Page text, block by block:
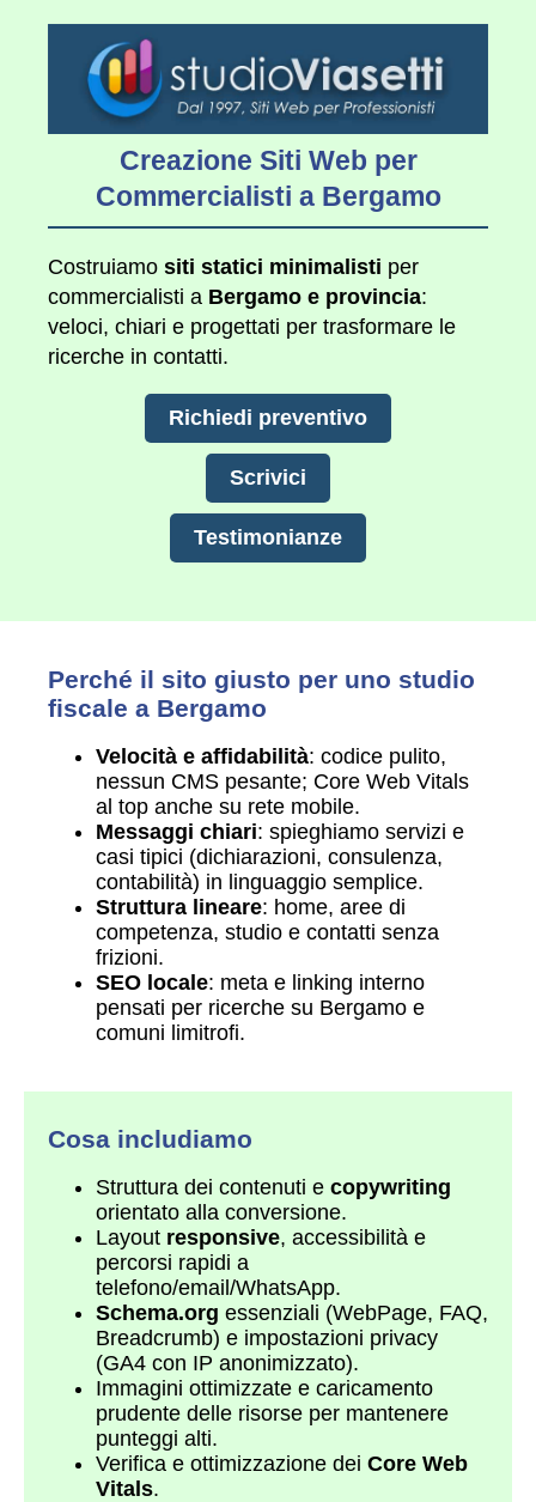
Creazione Siti Web per
Commercialisti a Bergamo
Costruiamo siti statici minimalisti per
commercialisti a Bergamo e provincia:
veloci, chiari e progettati per trasformare le
ricerche in contatti.
Richiedi preventivo
Scrivici
Testimonianze
Perché il sito giusto per uno studio
fiscale a Bergamo
Velocità e affidabilità: codice pulito,
nessun CMS pesante; Core Web Vitals
al top anche su rete mobile.
Messaggi chiari: spieghiamo servizi e
casi tipici (dichiarazioni, consulenza,
contabilità) in linguaggio semplice.
Struttura lineare: home, aree di
competenza, studio e contatti senza
frizioni.
SEO locale: meta e linking interno
pensati per ricerche su Bergamo e
comuni limitrofi.
Cosa includiamo
Struttura dei contenuti e copywriting
orientato alla conversione.
Layout responsive, accessibilità e
percorsi rapidi a
telefono/email/WhatsApp.
Schema.org essenziali (WebPage, FAQ,
Breadcrumb) e impostazioni privacy
(GA4 con IP anonimizzato).
Immagini ottimizzate e caricamento
prudente delle risorse per mantenere
punteggi alti.
Verifica e ottimizzazione dei Core Web
Vitals.